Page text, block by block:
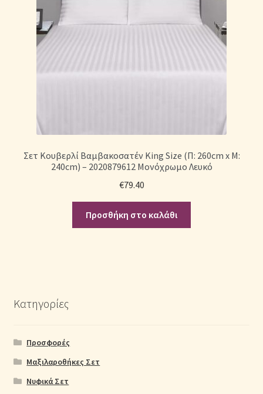
Σετ Κουβερλί Βαμβακοσατέν King Size (Π: 260cm x Μ:
240cm) – 2020879612 Μονόχρωμο Λευκό
€79.40
Προσθήκη στο καλάθι
Κατηγορίες
Προσφορές
Μαξιλαροθήκες Σετ
Νυφικά Σετ